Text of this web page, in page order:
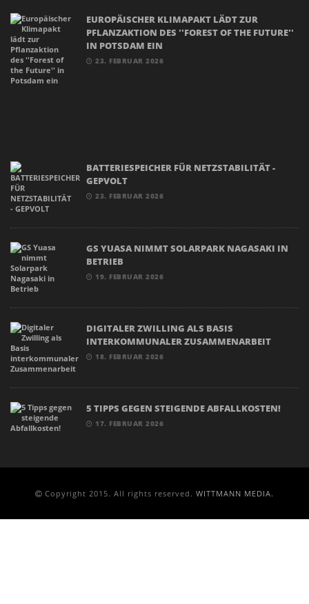
EUROPÄISCHER KLIMAPAKT LÄDT ZUR
PFLANZAKTION DES ''FOREST OF THE FUTURE''
IN POTSDAM EIN
23. FEBRUAR 2026
BATTERIESPEICHER FÜR NETZSTABILITÄT -
GEPVOLT
23. FEBRUAR 2026
GS YUASA NIMMT SOLARPARK NAGASAKI IN
BETRIEB
19. FEBRUAR 2026
DIGITALER ZWILLING ALS BASIS
INTERKOMMUNALER ZUSAMMENARBEIT
18. FEBRUAR 2026
5 TIPPS GEGEN STEIGENDE ABFALLKOSTEN!
17. FEBRUAR 2026
Copyright 2015. All rights reserved. WITTMANN MEDIA.